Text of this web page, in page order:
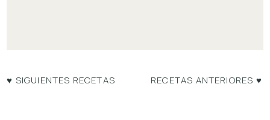
♥ SIGUIENTES RECETAS RECETAS ANTERIORES ♥